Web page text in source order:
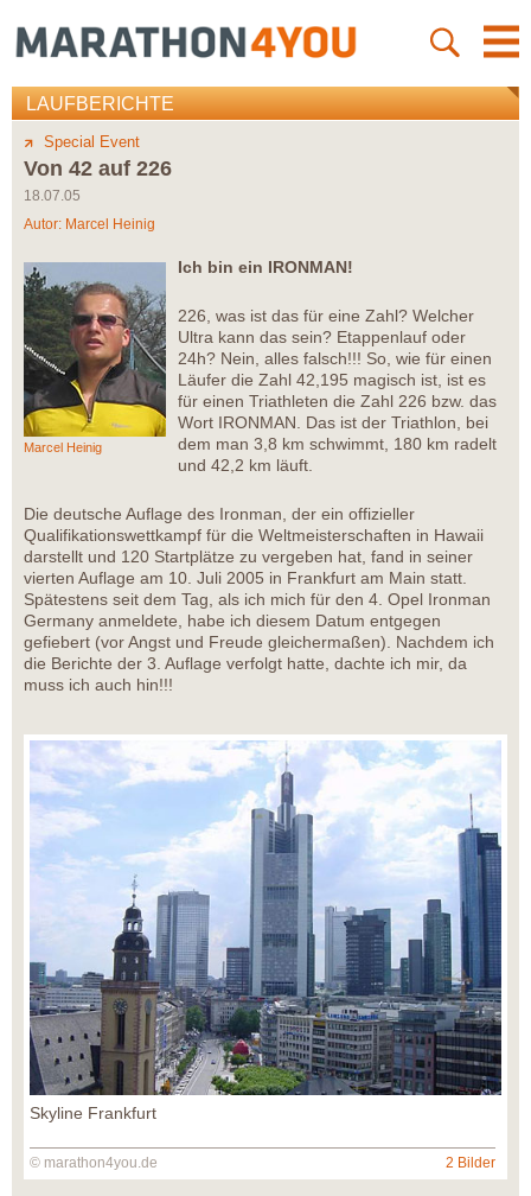
LAUFBERICHTE
Special Event
Von 42 auf 226
18.07.05
Autor: Marcel Heinig
Marcel Heinig
Ich bin ein IRONMAN!
226, was ist das für eine Zahl? Welcher
Ultra kann das sein? Etappenlauf oder
24h? Nein, alles falsch!!! So, wie für einen
Läufer die Zahl 42,195 magisch ist, ist es
für einen Triathleten die Zahl 226 bzw. das
Wort IRONMAN. Das ist der Triathlon, bei
dem man 3,8 km schwimmt, 180 km radelt
und 42,2 km läuft.
Die deutsche Auflage des Ironman, der ein offizieller
Qualifikationswettkampf für die Weltmeisterschaften in Hawaii
darstellt und 120 Startplätze zu vergeben hat, fand in seiner
vierten Auflage am 10. Juli 2005 in Frankfurt am Main statt.
Spätestens seit dem Tag, als ich mich für den 4. Opel Ironman
Germany anmeldete, habe ich diesem Datum entgegen
gefiebert (vor Angst und Freude gleichermaßen). Nachdem ich
die Berichte der 3. Auflage verfolgt hatte, dachte ich mir, da
muss ich auch hin!!!
Skyline Frankfurt
© marathon4you.de 2 Bilder